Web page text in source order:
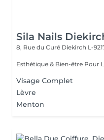
Sila Nails
8, Rue du Curé Diekirch L-
Esthétique
Visage Complet
Lèvre
Menton